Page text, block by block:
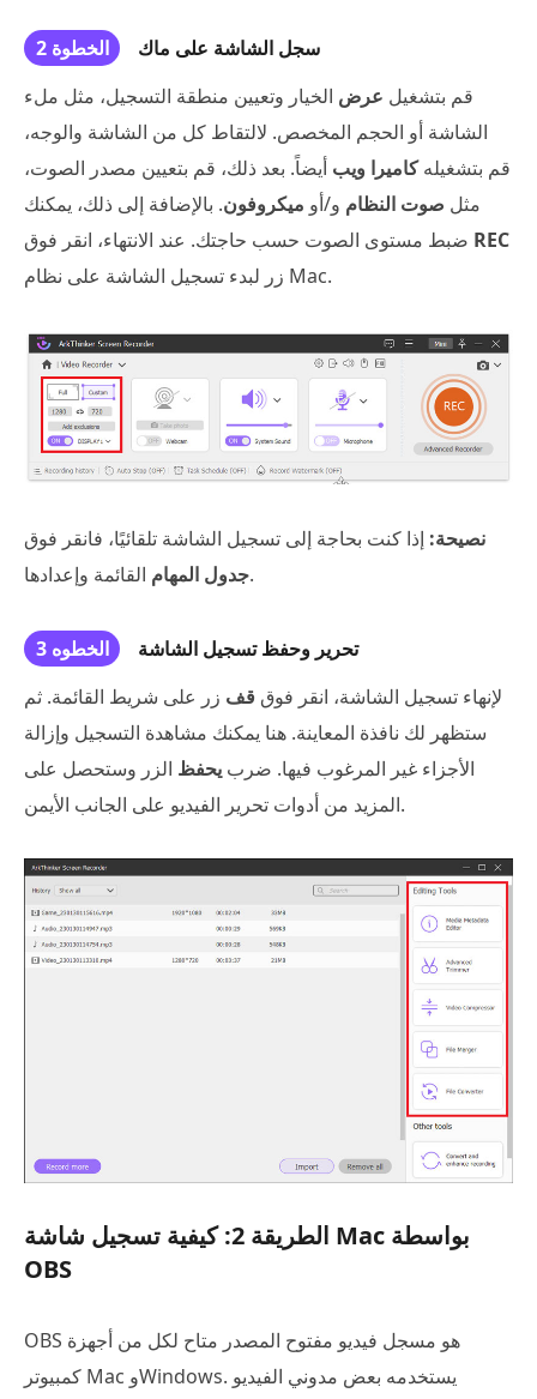
الخطوة 2
سجل الشاشة على ماك
قم بتشغيل عرض الخيار وتعيين منطقة التسجيل، مثل ملء
الشاشة أو الحجم المخصص. لالتقاط كل من الشاشة والوجه،
قم بتشغيلهكاميرا ويب أيضاً. بعد ذلك، قم بتعيين مصدر الصوت،
مثل صوت النظام و/أو ميكروفون. بالإضافة إلى ذلك، يمكنك
REC
زر لبدء تسجيل الشاشة على نظام Mac.
نصيحة: إذا كنت بحاجة إلى تسجيل الشاشة تلقائيًا، فانقر فوق
جدول المهامالقائمة وإعدادها.
الخطوه 3
تحرير وحفظ تسجيل الشاشة
لإنهاء تسجيل الشاشة، انقر فوق قف زر على شريط القائمة. ثم
ستظهر لك نافذة المعاينة. هنا يمكنك مشاهدة التسجيل وإزالة
الأجزاء غير المرغوب فيها. ضرب يحفظ الزر وستحصل على
المزيد من أدوات تحرير الفيديو على الجانب الأيمن.
الطريقة 2: كيفية تسجيل شاشة Mac بواسطة
OBS
OBS هو مسجل فيديو مفتوح المصدر متاح لكل من أجهزة
كمبيوتر Mac وWindows. يستخدمه بعض مدوني الفيديو